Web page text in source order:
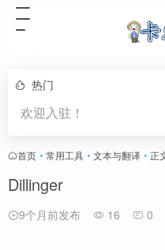
热门
欢迎入驻！
首页 • 常用工具 • 文本与翻译 • 正
Dillinger
9个月前发布 16 0